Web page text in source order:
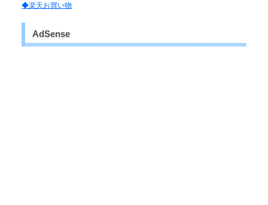
◆楽天お買い物
AdSense